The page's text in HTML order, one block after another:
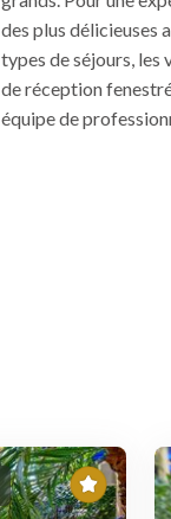
des plus délicieuses
types de séjours, les
de réception
équipe de
En
vedette